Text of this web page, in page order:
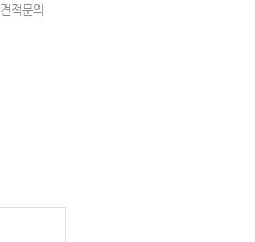
견적문의